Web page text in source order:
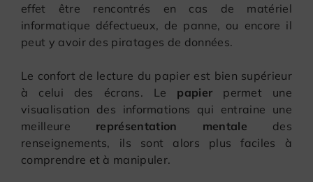
effet être rencontrés en cas de matériel
informatique défectueux, de panne, ou encore il
peut y avoir des piratages de données.
Le confort de lecture du papier est bien supérieur
à celui des écrans. Le papier permet une
visualisation des informations qui entraine une
meilleure représentation mentale des
renseignements, ils sont alors plus faciles à
comprendre et à manipuler.